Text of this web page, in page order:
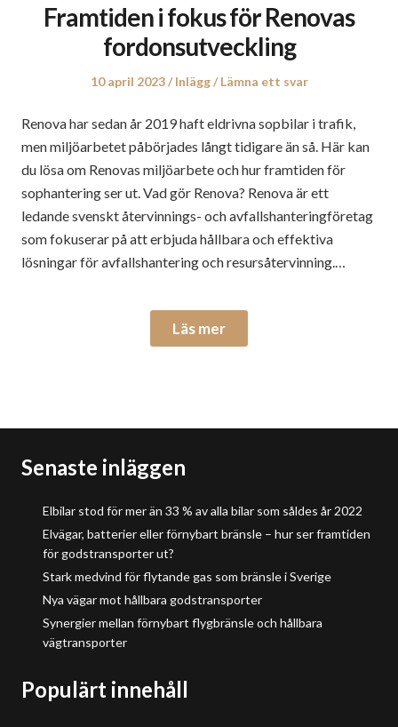
Framtiden i fokus för Renovas
fordonsutveckling
Publicerat
10 april 2023
Publicerat
Inlägg Lämna ett svar
Renova har sedan år 2019 haft eldrivna sopbilar i trafik,
men miljöarbetet påbörjades långt tidigare än så. Här kan
du lösa om Renovas miljöarbete och hur framtiden för
sophantering ser ut. Vad gör Renova? Renova är ett
ledande svenskt återvinnings- och avfallshanteringföretag
som fokuserar på att erbjuda hållbara och effektiva
lösningar för avfallshantering och resursåtervinning.…
Läs mer
Senaste inläggen
Elbilar stod för mer än 33 % av alla bilar som såldes år 2022
Elvägar, batterier eller förnybart bränsle – hur ser framtiden
för godstransporter ut?
Stark medvind för flytande gas som bränsle i Sverige
Nya vägar mot hållbara godstransporter
Synergier mellan förnybart flygbränsle och hållbara
vägtransporter
Populärt innehåll